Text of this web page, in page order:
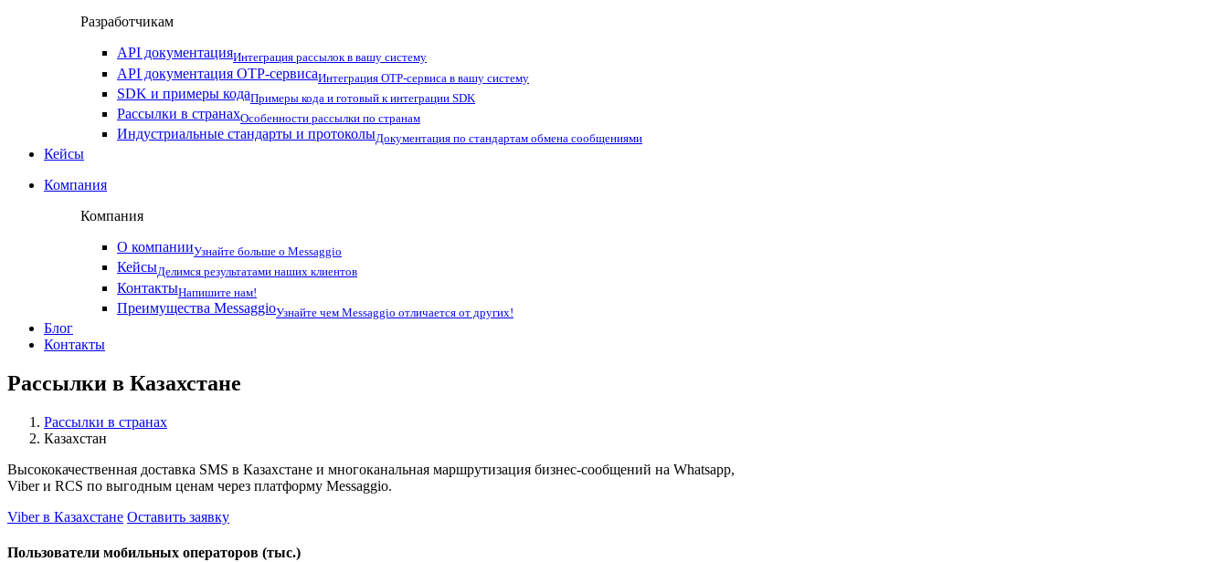
Разработчикам
API документацияИнтеграция рассылок в вашу систему
API документация OTP-сервисаИнтеграция OTP-сервиса в вашу систему
SDK и примеры кодаПримеры кода и готовый к интеграции SDK
Рассылки в странахОсобенности рассылки по странам
Индустриальные стандарты и протоколыДокументация по стандартам обмена сообщениями
Кейсы
Компания
Компания
О компанииУзнайте больше о Messaggio
КейсыДелимся результатами наших клиентов
КонтактыНапишите нам!
Преимущества MessaggioУзнайте чем Messaggio отличается от других!
Блог
Контакты
Рассылки в Казахстане
Рассылки в странах
Казахстан
Высококачественная доставка SMS в Казахстане и многоканальная маршрутизация бизнес-сообщений на Whatsapp,
Viber и RCS по выгодным ценам через платформу Messaggio.
Viber в Казахстане Оставить заявку
Пользователи мобильных операторов (тыс.)